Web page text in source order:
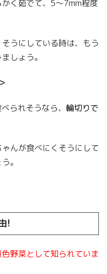
く茹でて、5～7mm程度
うにしている時は、もう
しょう。
られそうなら、 輪切りで
んが食べにくそうにして
。
!
野菜として知られていま